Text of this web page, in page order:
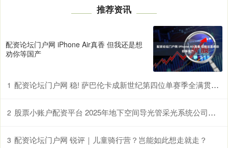
推荐资讯
配资论坛门户网 iPhone Air真香 但我还是想
劝你等国产
1 配资论坛门户网 稳! 萨巴伦卡成新世纪第四位单赛季全满贯女单八强世界第一
2 股票小账户配资平台 2025年地下空间导光管采光系统公司排名
3 配资论坛门户网 锐评｜儿童骑行营？岂能如此想走就走？